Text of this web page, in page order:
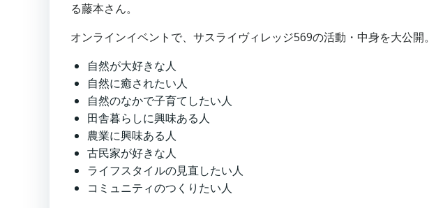
る藤本さん。
オンラインイベントで、サスライヴィレッジ569の活動・中身を大公開。
自然が大好きな人
自然に癒されたい人
自然のなかで子育てしたい人
田舎暮らしに興味ある人
農業に興味ある人
古民家が好きな人
ライフスタイルの見直したい人
コミュニティのつくりたい人